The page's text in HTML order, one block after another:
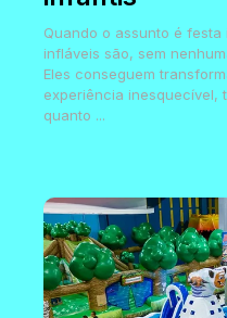
Quando o assunto é
infláveis são, sem
Eles conseguem
experiência inesquecível,
quanto ...